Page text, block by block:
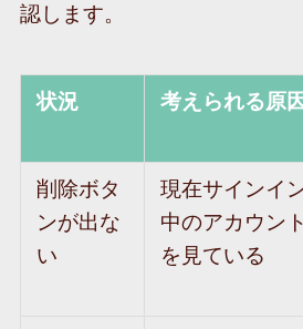
認します。
状況 考えられる原因
削除ボタ
ンが出な
い
現在サインイ
中のアカウント
を見ている